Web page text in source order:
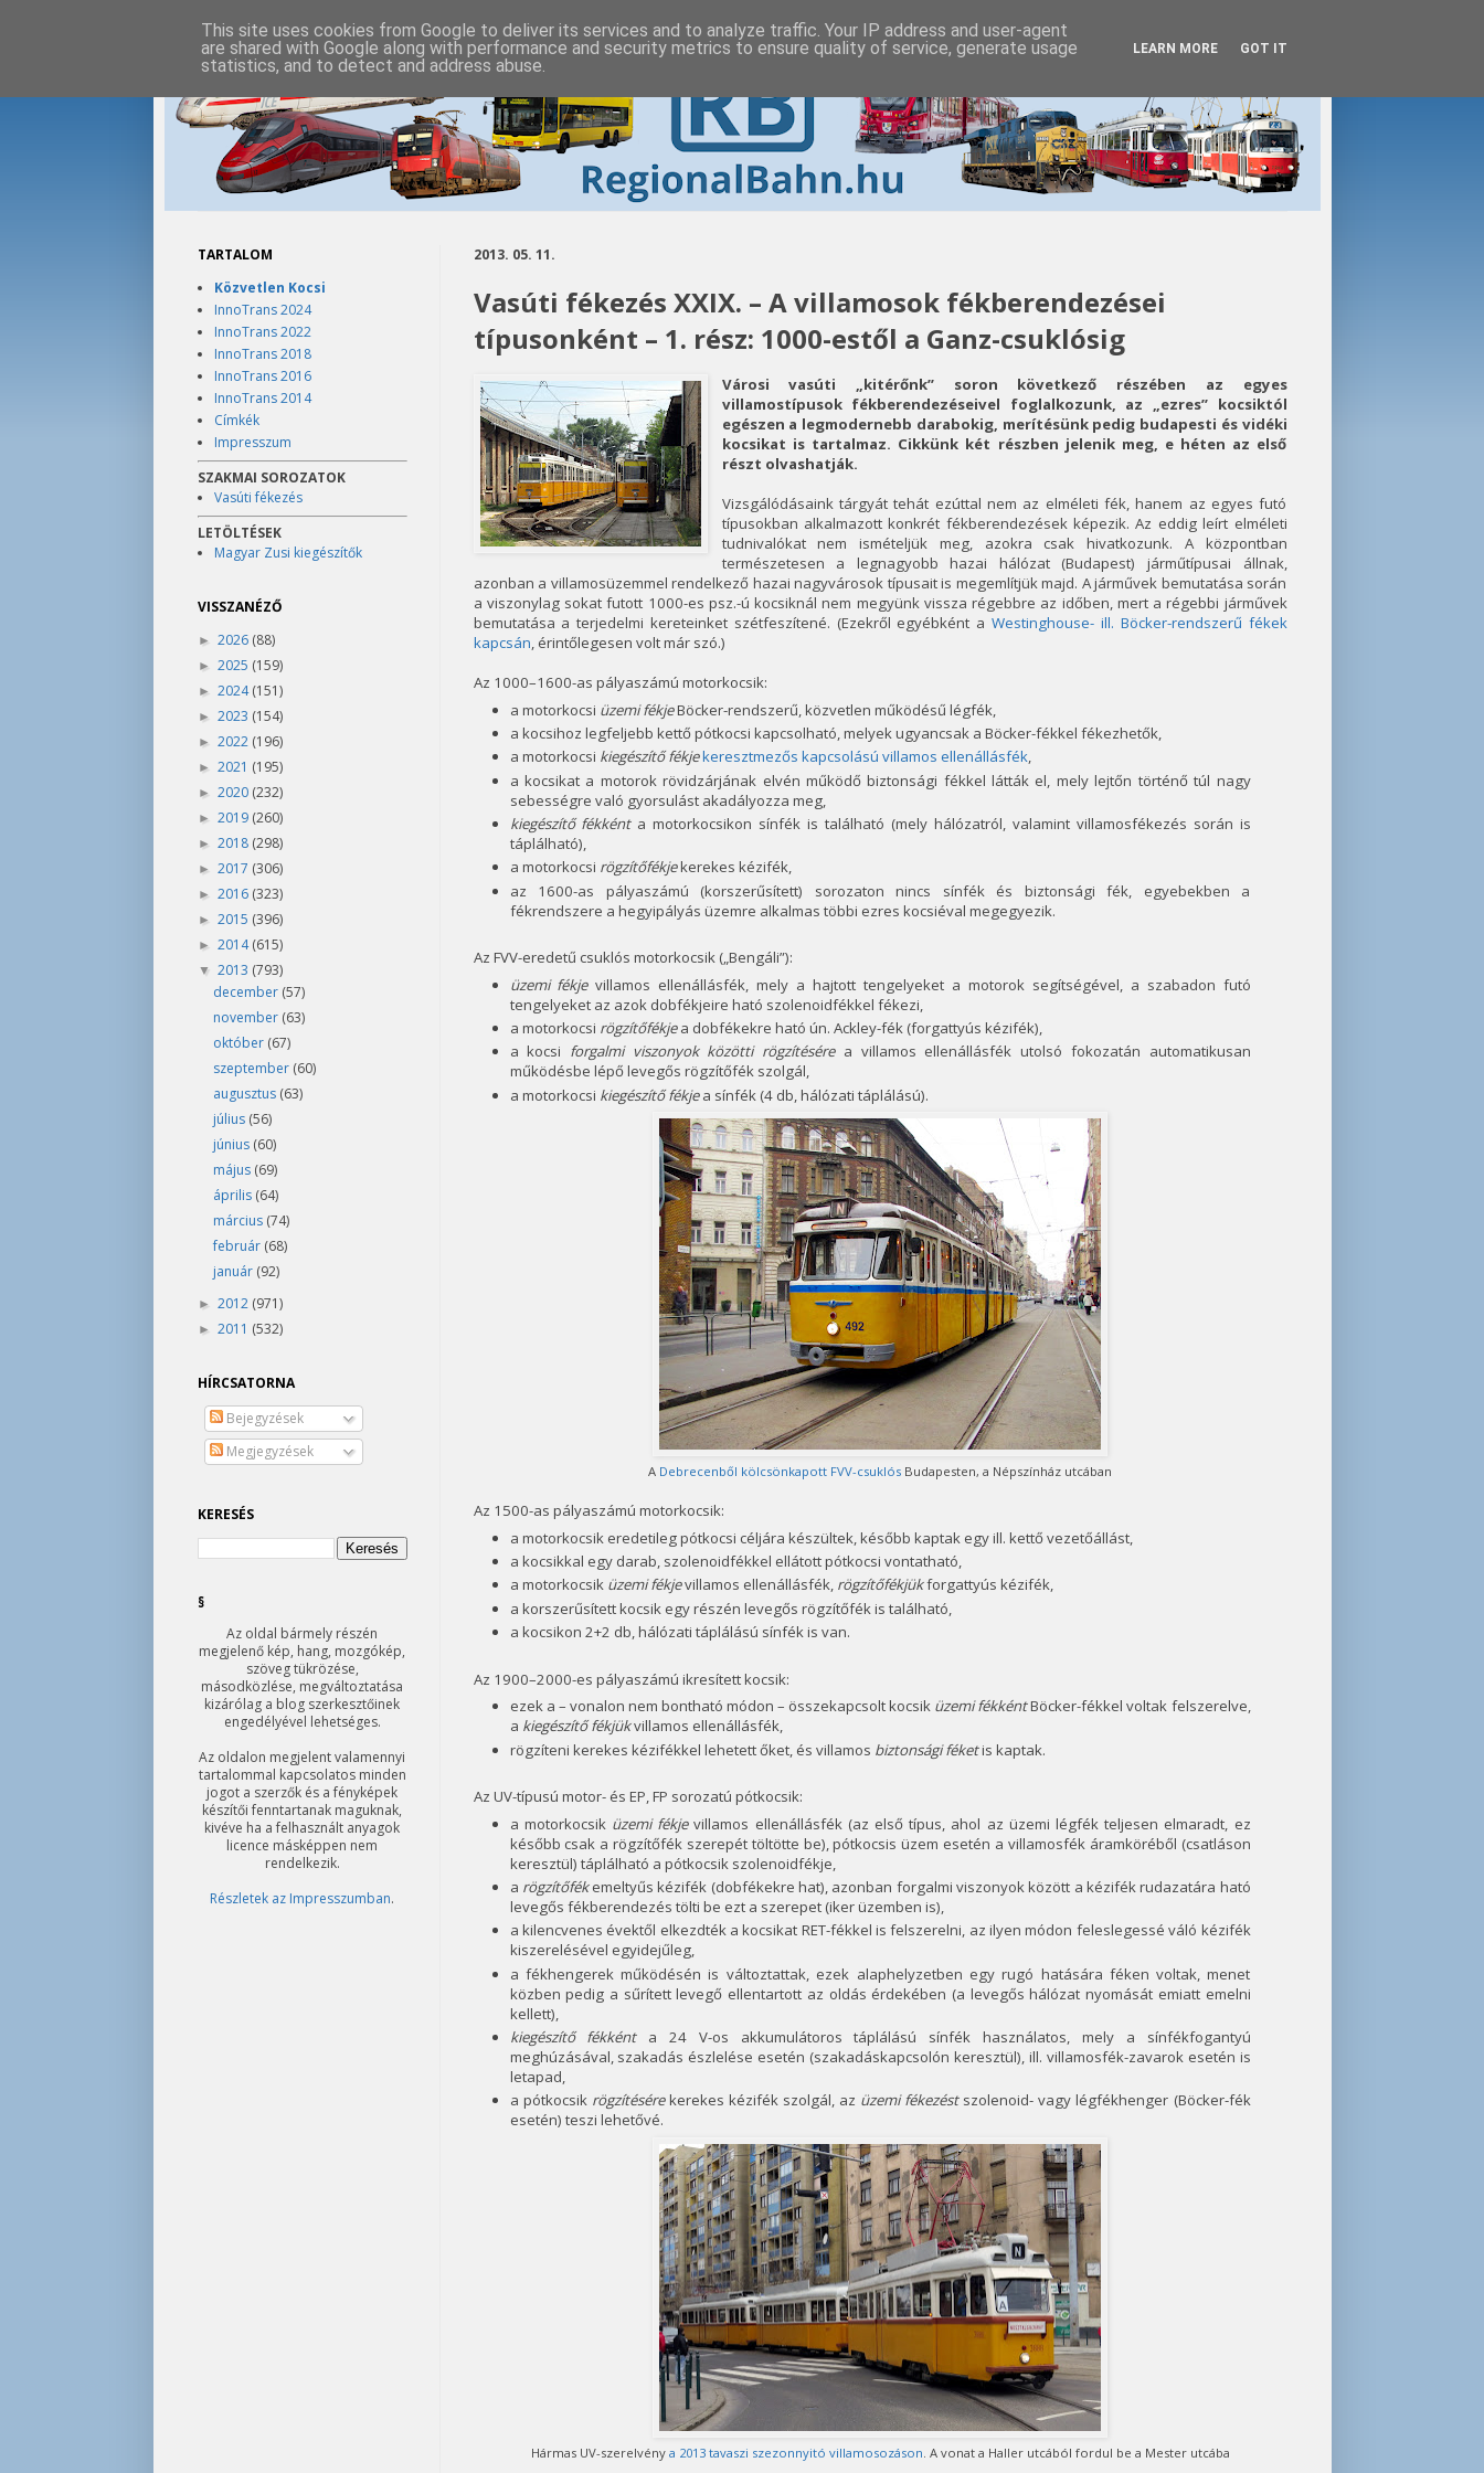
2013. 05. 11.
Vasúti fékezés XXIX. – A villamosok fékberendezései
típusonként – 1. rész: 1000-estől a Ganz-csuklósig
Városi vasúti „kitérőnk” soron következő részében az egyes
villamostípusok fékberendezéseivel foglalkozunk, az „ezres” kocsiktól
egészen a legmodernebb darabokig, merítésünk pedig budapesti és vidéki
kocsikat is tartalmaz. Cikkünk két részben jelenik meg, e héten az első
részt olvashatják.
Vizsgálódásaink tárgyát tehát ezúttal nem az elméleti fék, hanem az egyes futó
típusokban alkalmazott konkrét fékberendezések képezik. Az eddig leírt elméleti
tudnivalókat nem ismételjük meg, azokra csak hivatkozunk. A központban
természetesen a legnagyobb hazai hálózat (Budapest) járműtípusai állnak,
azonban a villamosüzemmel rendelkező hazai nagyvárosok típusait is megemlítjük majd. A járművek bemutatása során
a viszonylag sokat futott 1000-es psz.-ú kocsiknál nem megyünk vissza régebbre az időben, mert a régebbi járművek
bemutatása a terjedelmi kereteinket szétfeszítené. (Ezekről egyébként aWestinghouse- ill. Böcker-rendszerű fékek
kapcsán, érintőlegesen volt már szó.)
Az 1000–1600-as pályaszámú motorkocsik:
a motorkocsi üzemi fékjeBöcker-rendszerű, közvetlen működésű légfék,
a kocsihoz legfeljebb kettő pótkocsi kapcsolható, melyek ugyancsak a Böcker-fékkel fékezhetők,
a motorkocsi kiegészítő fékjekeresztmezős kapcsolású villamos ellenállásfék,
a kocsikat a motorok rövidzárjának elvén működő biztonsági fékkel látták el, mely lejtőn történő túl nagy
sebességre való gyorsulást akadályozza meg,
kiegészítő fékkénta motorkocsikon sínfék is található (mely hálózatról, valamint villamosfékezés során is
táplálható),
a motorkocsi rögzítőfékjekerekes kézifék,
az 1600-as pályaszámú (korszerűsített) sorozaton nincs sínfék és biztonsági fék, egyebekben a
fékrendszere a hegyipályás üzemre alkalmas többi ezres kocsiéval megegyezik.
Az FVV-eredetű csuklós motorkocsik („Bengáli”):
üzemi fékjevillamos ellenállásfék, mely a hajtott tengelyeket a motorok segítségével, a szabadon futó
tengelyeket az azok dobfékjeire ható szolenoidfékkel fékezi,
a motorkocsi rögzítőfékjea dobfékekre ható ún. Ackley-fék (forgattyús kézifék),
a kocsi forgalmi viszonyok közötti rögzítésérea villamos ellenállásfék utolsó fokozatán automatikusan
működésbe lépő levegős rögzítőfék szolgál,
a motorkocsi kiegészítő fékjea sínfék (4 db, hálózati táplálású).
A Debrecenből kölcsönkapott FVV-csuklós Budapesten, a Népszínház utcában
Az 1500-as pályaszámú motorkocsik:
a motorkocsik eredetileg pótkocsi céljára készültek, később kaptak egy ill. kettő vezetőállást,
a kocsikkal egy darab, szolenoidfékkel ellátott pótkocsi vontatható,
a motorkocsik üzemi fékjevillamos ellenállásfék, rögzítőfékjükforgattyús kézifék,
a korszerűsített kocsik egy részén levegős rögzítőfék is található,
a kocsikon 2+2 db, hálózati táplálású sínfék is van.
Az 1900–2000-es pályaszámú ikresített kocsik:
ezek a – vonalon nem bontható módon – összekapcsolt kocsik üzemi fékkéntBöcker-fékkel voltak felszerelve,
a kiegészítő fékjükvillamos ellenállásfék,
rögzíteni kerekes kézifékkel lehetett őket, és villamos biztonsági féketis kaptak.
Az UV-típusú motor- és EP, FP sorozatú pótkocsik:
a motorkocsik üzemi fékjevillamos ellenállásfék (az első típus, ahol az üzemi légfék teljesen elmaradt, ez
később csak a rögzítőfék szerepét töltötte be), pótkocsis üzem esetén a villamosfék áramköréből (csatláson
keresztül) táplálható a pótkocsik szolenoidfékje,
a rögzítőfékemeltyűs kézifék (dobfékekre hat), azonban forgalmi viszonyok között a kézifék rudazatára ható
levegős fékberendezés tölti be ezt a szerepet (iker üzemben is),
a kilencvenes évektől elkezdték a kocsikat RET-fékkel is felszerelni, az ilyen módon feleslegessé váló kézifék
kiszerelésével egyidejűleg,
a fékhengerek működésén is változtattak, ezek alaphelyzetben egy rugó hatására féken voltak, menet
közben pedig a sűrített levegő ellentartott az oldás érdekében (a levegős hálózat nyomását emiatt emelni
kellett),
kiegészítő fékkénta 24 V-os akkumulátoros táplálású sínfék használatos, mely a sínfékfogantyú
meghúzásával, szakadás észlelése esetén (szakadáskapcsolón keresztül), ill. villamosfék-zavarok esetén is
letapad,
a pótkocsik rögzítésérekerekes kézifék szolgál, az üzemi fékezéstszolenoid- vagy légfékhenger (Böcker-fék
esetén) teszi lehetővé.
Hármas UV-szerelvény a 2013 tavaszi szezonnyitó villamosozáson . A vonat a Haller utcából fordul be a Mester utcába
TARTALOM
Közvetlen Kocsi
InnoTrans 2024
InnoTrans 2022
InnoTrans 2018
InnoTrans 2016
InnoTrans 2014
Címkék
Impresszum
SZAKMAI SOROZATOK
Vasúti fékezés
LETÖLTÉSEK
Magyar Zusi kiegészítők
VISSZANÉZŐ
► 2026 (88)
► 2025 (159)
► 2024(151)
► 2023 (154)
► 2022 (196)
► 2021 (195)
► 2020 (232)
► 2019 (260)
► 2018 (298)
► 2017 (306)
► 2016 (323)
► 2015 (396)
► 2014(615)
▼ 2013 (793)
december (57)
november (63)
október (67)
szeptember (60)
augusztus (63)
július (56)
június (60)
május (69)
április (64)
március (74)
február (68)
január (92)
► 2012 (971)
► 2011 (532)
HÍRCSATORNA
Bejegyzések
Megjegyzések
KERESÉS
§
Az oldal bármely részén
megjelenő kép, hang, mozgókép,
szöveg tükrözése,
másodközlése, megváltoztatása
kizárólag a blog szerkesztőinek
engedélyével lehetséges.
Az oldalon megjelent valamennyi
tartalommal kapcsolatos minden
jogot a szerzők és a fényképek
készítői fenntartanak maguknak,
kivéve ha a felhasznált anyagok
licence másképpen nem
rendelkezik.
Részletek az Impresszumban.
This site uses cookies from Google to deliver its services and to analyze traffic. Your IP address and user-agent
are shared with Google along with performance and security metrics to ensure quality of service, generate usage
statistics, and to detect and address abuse.
LEARN MORE GOT IT